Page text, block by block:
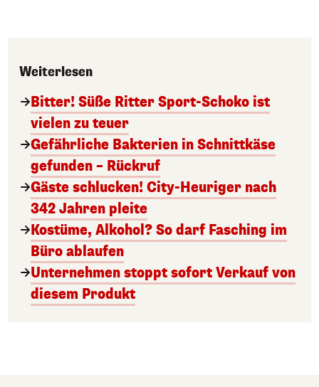
Weiterlesen
Bitter! Süße Ritter Sport-Schoko ist
vielen zu teuer
Gefährliche Bakterien in Schnittkäse
gefunden – Rückruf
Gäste schlucken! City-Heuriger nach
342 Jahren pleite
Kostüme, Alkohol? So darf Fasching im
Büro ablaufen
Unternehmen stoppt sofort Verkauf von
diesem Produkt